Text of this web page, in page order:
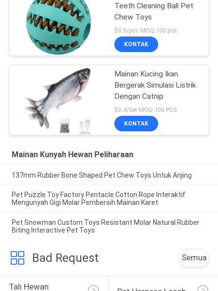
Teeth Cleaning Ball Pet
Chew Toys
$0.9/pcs MOQ:100 pcs
KONTAK
Mainan Kucing Ikan
Bergerak Simulasi Listrik
Dengan Catnip
$2.4/Set MOQ:100 PCS
KONTAK
Mainan Kunyah Hewan Peliharaan
137mm Rubber Bone Shaped Pet Chew Toys Untuk Anjing
Pet Puzzle Toy Factory Pentacle Cotton Rope Interaktif
Mengunyah Gigi Molar Pembersih Mainan Karet
Pet Snowman Custom Toys Resistant Molar Natural Rubber
Biting Interactive Pet Toys
Bad Request Semua
Tali Hewan